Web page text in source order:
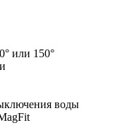
или 150°
воды